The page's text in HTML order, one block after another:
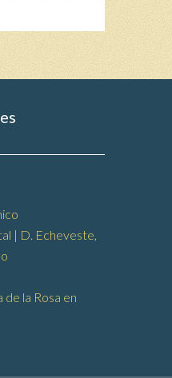
| D. Echeveste,
de la Rosa en